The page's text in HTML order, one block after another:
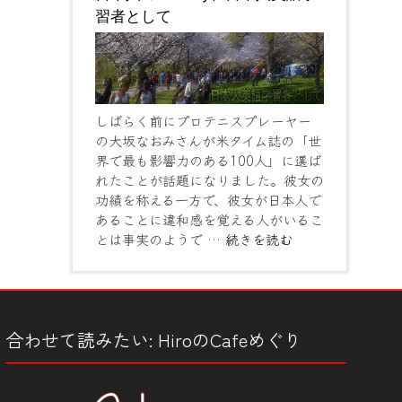
習者として
しばらく前にプロテニスプレーヤー
の大坂なおみさんが米タイム誌の「世
界で最も影響力のある100人」に選ば
れたことが話題になりました。彼女の
功績を称える一方で、彼女が日本人で
あることに違和感を覚える人がいるこ
とは事実のようで … 続きを読む
合わせて読みたい: HiroのCafeめぐり